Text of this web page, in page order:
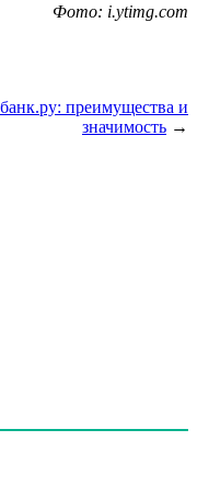
Фото: i.ytimg.com
преимущества и
значимость →